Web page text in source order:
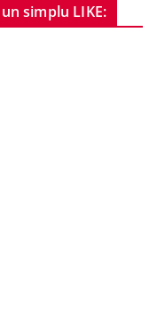
simplu LIKE: